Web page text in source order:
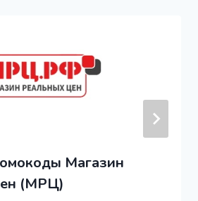
Магазин
(МРЦ)